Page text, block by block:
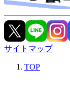
サイトマップ
TOP